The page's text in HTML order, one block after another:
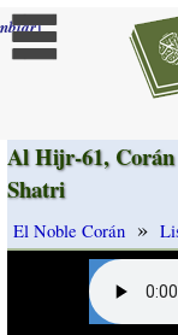
]
Al Hijr-61,
Shatri
El Noble Corán »